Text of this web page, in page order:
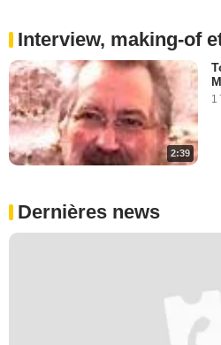
Interview, making-of
2:39
1
Dernières news